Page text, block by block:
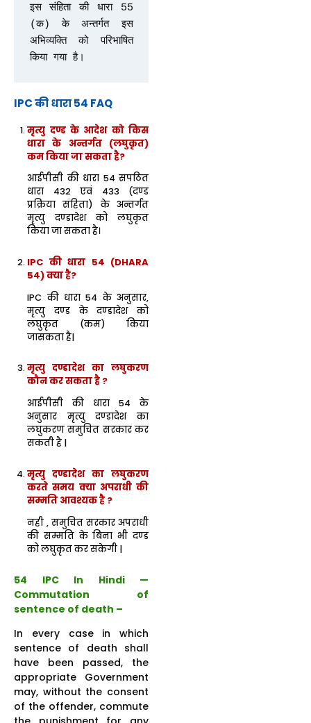
इस संहिता की धारा 55
(क) के अन्तर्गत इस
अभिव्यक्ति को परिभाषित
किया गया है।
IPC की धारा 54 FAQ
मृत्यु दण्ड के आदेश को किस
धारा के अन्तर्गत (लघुकृत)
कम किया जा सकता है?
आईपीसी की धारा 54 सपठित
धारा 432 एवं 433 (दण्ड
प्रक्रिया संहिता) के अन्तर्गत
मृत्यु दण्डादेश को लघुकृत
किया जा सकता है।
IPC की धारा 54 (DHARA
54) क्या है?
IPC की धारा 54 के अनुसार,
मृत्यु दण्ड के दण्डादेश को
लघुकृत (कम) किया
जासकता है|
मृत्यु दण्डादेश का लघुकरण
कौन कर सकता है ?
आईपीसी की धारा 54 के
अनुसार मृत्यु दण्डादेश का
लघुकरण समुचित सरकार कर
सकती है |
मृत्यु दण्डादेश का लघुकरण
करते समय क्या अपराधी की
सम्मति आवश्यक है ?
नही , समुचित सरकार अपराधी
की सम्मति के बिना भी दण्ड
को लघुकृत कर सकेगी |
54 IPC In Hindi —
Commutation of
sentence of death –
In every case in which
sentence of death shall
have been passed, the
appropriate Government
may, without the consent
of the offender, commute